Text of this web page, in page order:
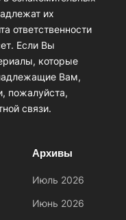
их
ответственности
Если Вы
которые
Вам,
пожалуйста,
связи.
Архивы
Июль 2026
Июнь 2026